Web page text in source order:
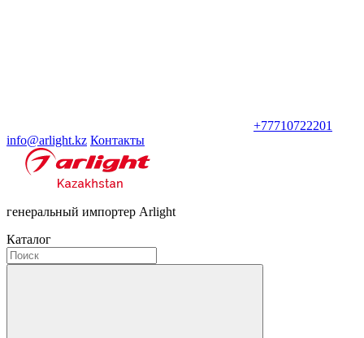
+77710722201
info@arlight.kz Контакты
генеральный импортер Arlight
Каталог